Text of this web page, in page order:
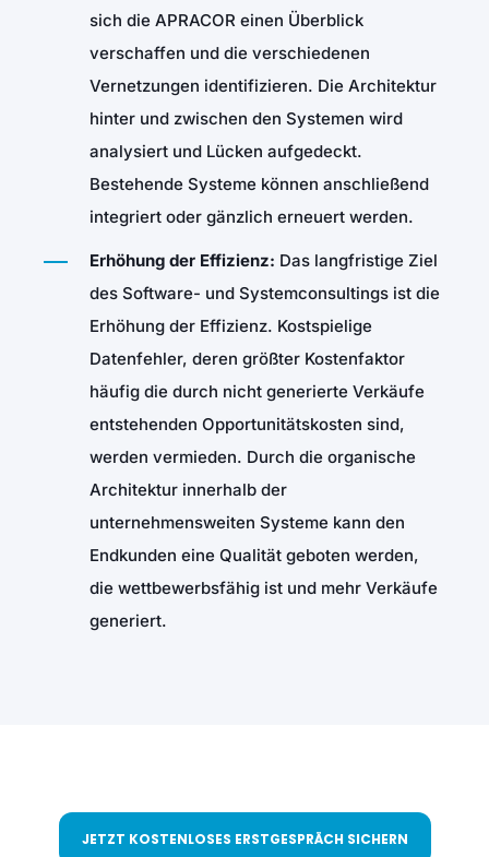
sich die APRACOR einen Überblick
verschaffen und die verschiedenen
Vernetzungen identifizieren. Die Architektur
hinter und zwischen den Systemen wird
analysiert und Lücken aufgedeckt.
Bestehende Systeme können anschließend
integriert oder gänzlich erneuert werden.
Erhöhung der Effizienz: Das langfristige Ziel
des Software- und Systemconsultings ist die
Erhöhung der Effizienz. Kostspielige
Datenfehler, deren größter Kostenfaktor
häufig die durch nicht generierte Verkäufe
entstehenden Opportunitätskosten sind,
werden vermieden. Durch die organische
Architektur innerhalb der
unternehmensweiten Systeme kann den
Endkunden eine Qualität geboten werden,
die wettbewerbsfähig ist und mehr Verkäufe
generiert.
JETZT KOSTENLOSES ERSTGESPRÄCH SICHERN